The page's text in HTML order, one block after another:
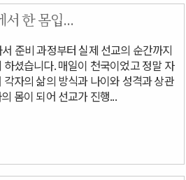
서 한 몸입...
준비 과정부터 실제 선교의 순간까지
셨습니다. 매일이 천국이었고 정말 자
자의 삶의 방식과 나이와 성격과 상관
몸이 되어 선교가 진행...